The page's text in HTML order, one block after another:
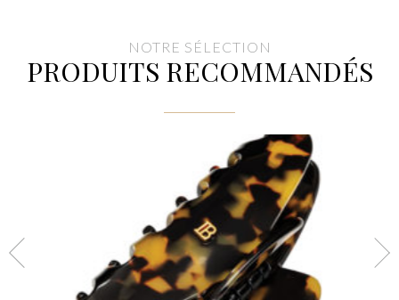
NOTRE SÉLECTION
PRODUITS RECOMMANDÉS